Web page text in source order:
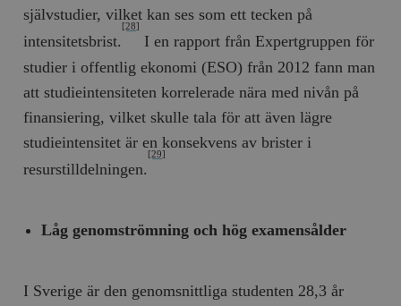
självstudier, vilket kan ses som ett tecken på
intensitetsbrist.
[28]
I en rapport från Expertgruppen för
studier i offentlig ekonomi (ESO) från 2012 fann man
att studieintensiteten korrelerade nära med nivån på
finansiering, vilket skulle tala för att även lägre
studieintensitet är en konsekvens av brister i
resurstilldelningen.
[29]
Låg genomströmning och hög examensålder
I Sverige är den genomsnittliga studenten 28,3 år